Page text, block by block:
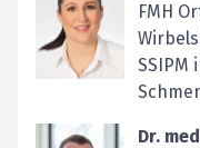
FMH
SSIPM
Dr.